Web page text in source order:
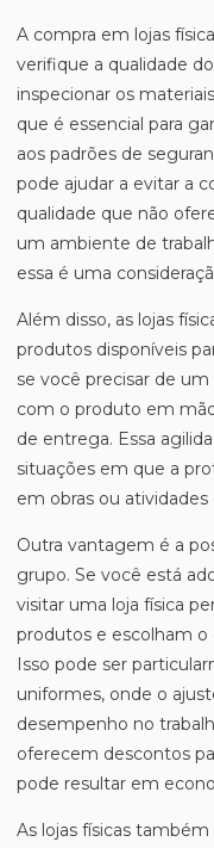
A compra em lojas
verifique a qualidade
inspecionar os
que é essencial para
aos padrões de
pode ajudar a evitar a
qualidade que não
um ambiente de
essa é uma
Além disso, as lojas
produtos disponíveis
se você precisar de
com o produto em
de entrega. Essa
situações em que a
em obras ou
Outra vantagem é a
grupo. Se você está
visitar uma loja física
produtos e escolham o
Isso pode ser
uniformes, onde o
desempenho no
oferecem descontos
pode resultar em
As lojas físicas